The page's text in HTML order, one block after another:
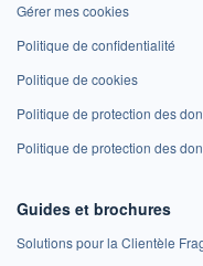
Gérer mes cookies
Politique de confidentialité
Politique de cookies
Politique de protection des
Politique de protection des
Guides et brochures
Solutions pour la Clientèle